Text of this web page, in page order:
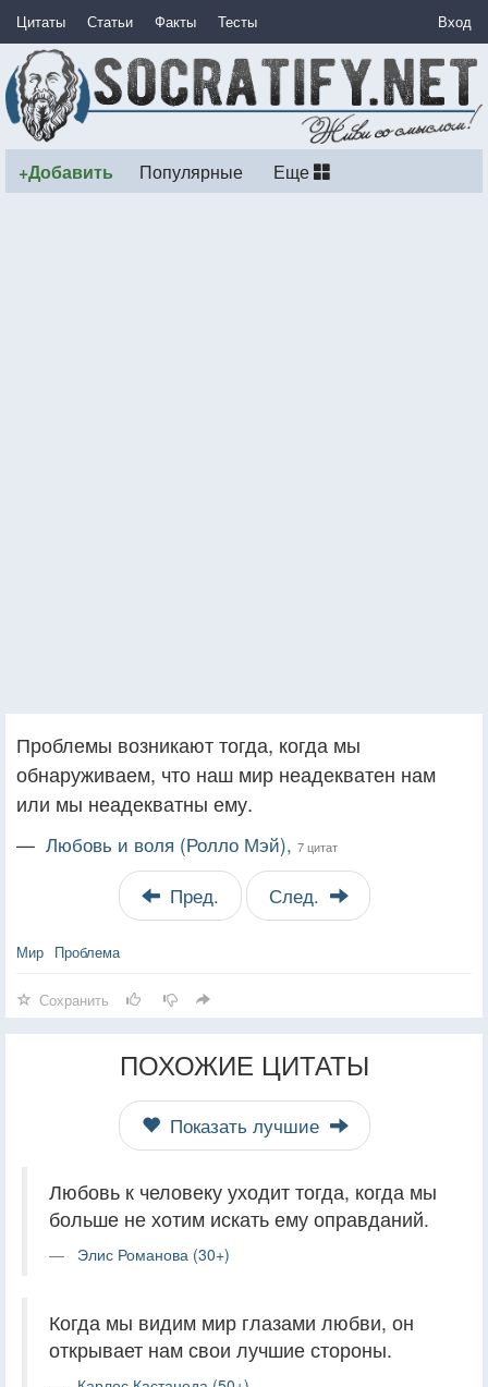
Цитаты Статьи Факты Тесты Вход
+Добавить Популярные Еще
Проблемы возникают тогда, когда мы
обнаруживаем, что наш мир неадекватен нам
или мы неадекватны ему.
— Любовь и воля (Ролло Мэй), 7 цитат
Пред. След.
Мир Проблема
Сохранить
ПОХОЖИЕ ЦИТАТЫ
Показать лучшие
Любовь к человеку уходит тогда, когда мы
больше не хотим искать ему оправданий.
Элис Романова (30+)
Когда мы видим мир глазами любви, он
открывает нам свои лучшие стороны.